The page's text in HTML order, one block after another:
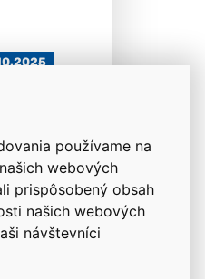
používame na
webových
prispôsobený obsah
našich webových
návštevníci